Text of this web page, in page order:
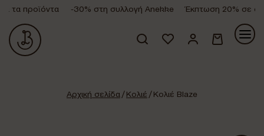
προϊόντα -30% στη συλλογή Anekke Έκπτωση 20% σε όλα
Αρχική σελίδα/Κολιέ / Κολιέ Blaze